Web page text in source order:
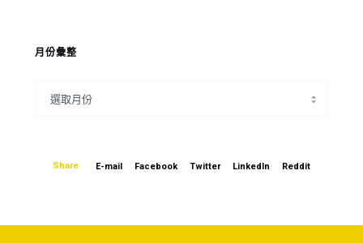
月份彙整
Share E-mail Facebook Twitter LinkedIn Reddit